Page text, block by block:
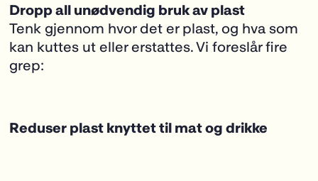
Dropp all unødvendig bruk av plast
Tenk gjennom hvor det er plast, og hva som
kan kuttes ut eller erstattes. Vi foreslår fire
grep:
Reduser plast knyttet til mat og drikke